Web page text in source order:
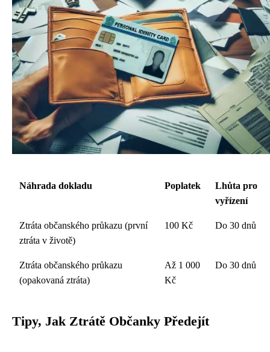
Náhrada dokladu Poplatek
Lhůta pro
vyřízení
Ztráta občanského průkazu (první
ztráta v životě)
100 Kč Do 30 dnů
Ztráta občanského průkazu
(opakovaná ztráta)
Až 1 000
Kč
Do 30 dnů
Tipy, Jak Ztrátě Občanky Předejít